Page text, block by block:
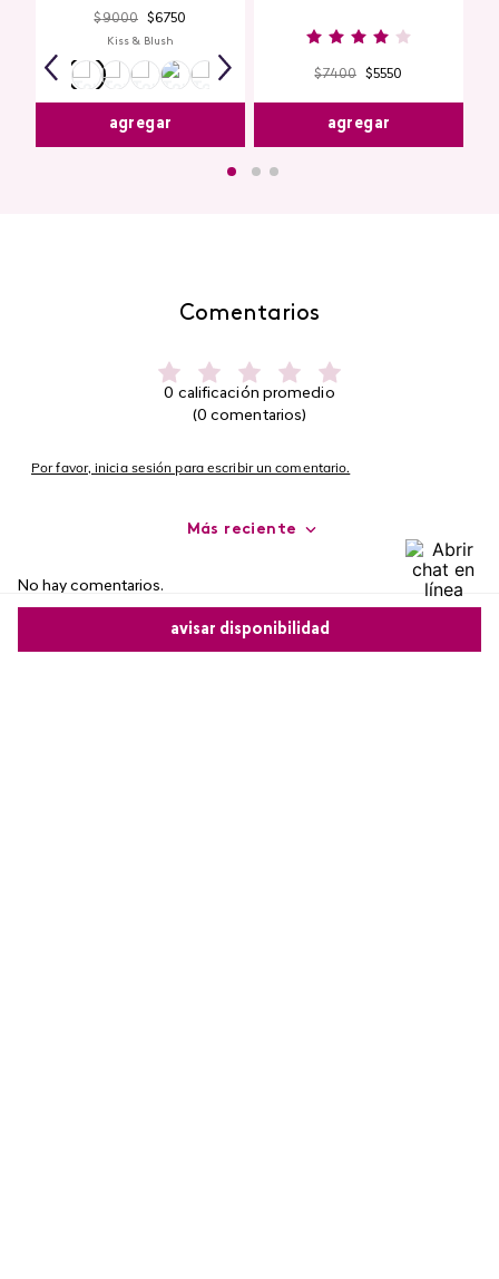
avisar disponibilidad
$9000 $6750
Kiss & Blush
agregar
$7400 $5550
agregar
Comentarios
0 calificación promedio
(0 comentarios)
Por favor, inicia sesión para escribir un comentario.
Más reciente
No hay comentarios.